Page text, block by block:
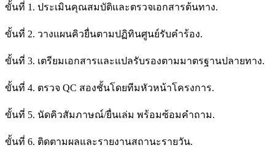
ขั้นที่ 1. ประเมินคุณสมบัติและตรวจเอกสารต้นทาง.
ขั้นที่ 2. วางแผนคิวยื่นตามปฏิทินศูนย์รับคำร้อง.
ขั้นที่ 3. เตรียมเอกสารและแปลรับรองตามมาตรฐานปลายทาง.
ขั้นที่ 4. ตรวจ QC สองชั้นโดยทีมหัวหน้าโครงการ.
ขั้นที่ 5. นัดคิวสัมภาษณ์/ยื่นเล่ม พร้อมซ้อมคำถาม.
ขั้นที่ 6. ติดตามผลและรายงานสถานะรายวัน.